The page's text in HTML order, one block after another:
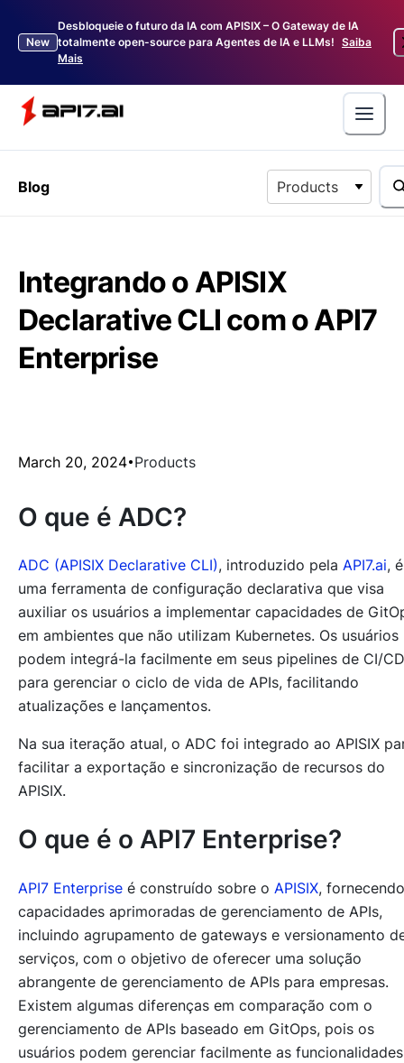
New
Desbloqueie o futuro da IA com APISIX – O Gateway de IA
totalmente open-source para Agentes de IA e LLMs! Saiba
Mais
Blog Products
Integrando o APISIX
Declarative CLI com o API7
Enterprise
March 20, 2024 Products
O que é ADC?
ADC (APISIX Declarative CLI), introduzido pela API7.ai, é
uma ferramenta de configuração declarativa que visa
auxiliar os usuários a implementar capacidades de
em ambientes que não utilizam Kubernetes. Os usuários
podem integrá-la facilmente em seus pipelines de CI/CD
para gerenciar o ciclo de vida de APIs, facilitando
atualizações e lançamentos.
Na sua iteração atual, o ADC foi integrado ao APISIX
facilitar a exportação e sincronização de recursos do
APISIX.
O que é o API7 Enterprise?
API7 Enterprise é construído sobre o APISIX, fornecendo
capacidades aprimoradas de gerenciamento de APIs,
incluindo agrupamento de gateways e versionamento
serviços, com o objetivo de oferecer uma solução
abrangente de gerenciamento de APIs para empresas.
Existem algumas diferenças em comparação com o
gerenciamento de APIs baseado em GitOps, pois os
usuários podem gerenciar facilmente as funcionalidades